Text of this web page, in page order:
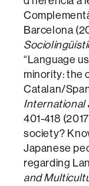
Barcelona
“Language
minority: the
Catalan/
International
401-418
society?
Japanese
regarding
and